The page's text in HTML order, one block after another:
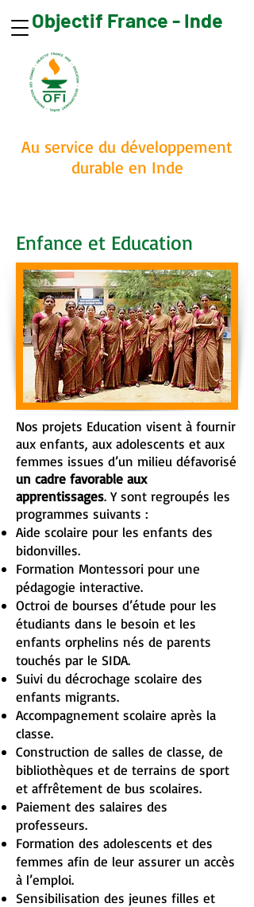
Objectif France - Inde
Au service du développement
durable en Inde
Enfance et Education
Nos projets Education visent à fournir
aux enfants, aux adolescents et aux
femmes issues d’un milieu défavorisé
un cadre favorable aux
apprentissages. Y sont regroupés les
programmes suivants :
Aide scolaire pour les enfants des
bidonvilles.
Formation Montessori pour une
pédagogie interactive.
Octroi de bourses d’étude pour les
étudiants dans le besoin et les
enfants orphelins nés de parents
touchés par le SIDA.
Suivi du décrochage scolaire des
enfants migrants.
Accompagnement scolaire après la
classe.
Construction de salles de classe, de
bibliothèques et de terrains de sport
et affrêtement de bus scolaires.
Paiement des salaires des
professeurs.
Formation des adolescents et des
femmes afin de leur assurer un accès
à l’emploi.
Sensibilisation des jeunes filles et